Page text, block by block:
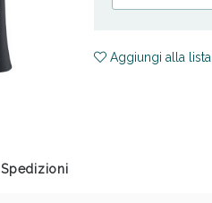
Aggiungi alla
Spedizioni
Salini e